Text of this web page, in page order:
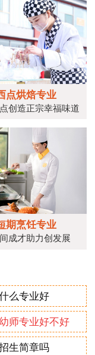
点烘焙专业
创造正宗幸福味道
期烹饪专业
成才助力创发展
么专业好
师专业好不好
生简章吗